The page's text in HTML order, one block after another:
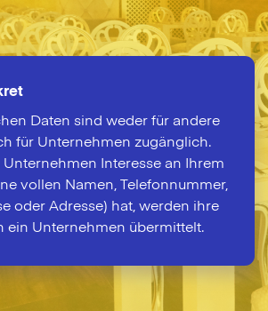
Daten sind weder für andere
für Unternehmen zugänglich.
Unternehmen Interesse an Ihrem
vollen Namen, Telefonnummer,
oder Adresse) hat, werden ihre
ein Unternehmen übermittelt.